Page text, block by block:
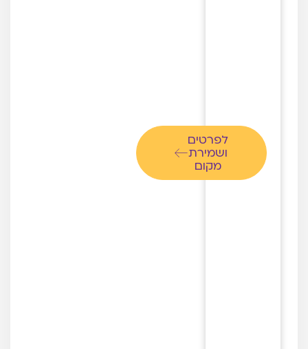
לפרטים
ושמירת
מקום